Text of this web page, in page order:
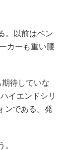
。以前はベン
カーも重い腰
待していな
イエンドシリ
ンである。発